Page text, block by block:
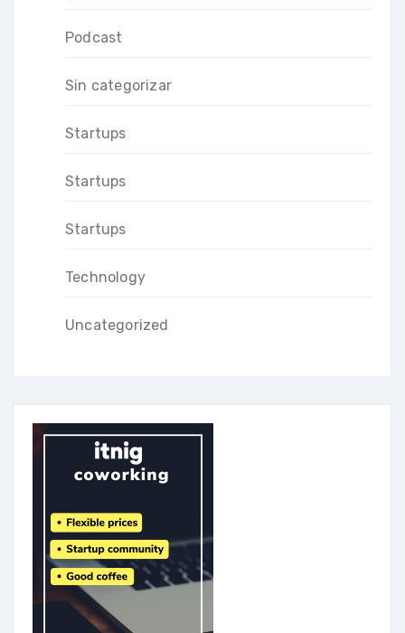
Podcast
Sin categorizar
Startups
Startups
Startups
Technology
Uncategorized